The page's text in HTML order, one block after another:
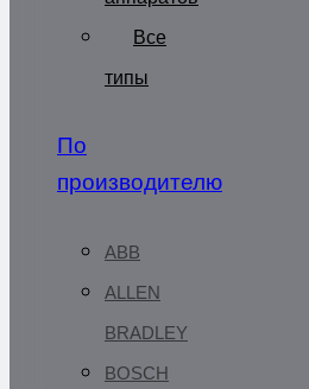
Все
типы
По
производителю
ABB
ALLEN
BRADLEY
BOSCH